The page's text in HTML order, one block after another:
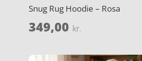
Snug Rug Hoodie – Rosa
349,00 kr.